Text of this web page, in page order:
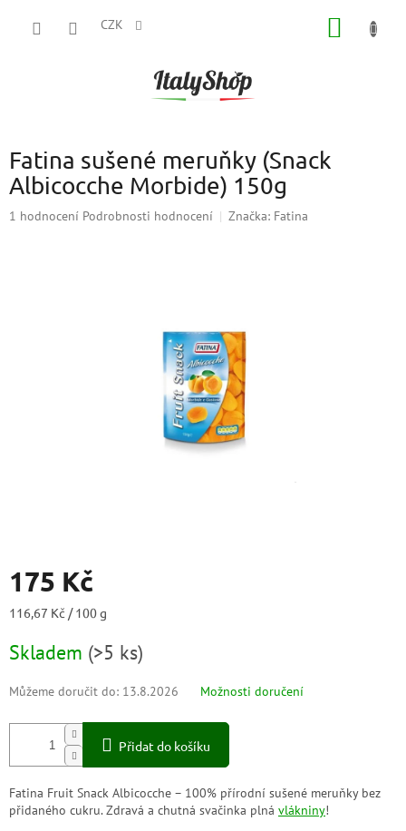
CZK
Fatina sušené meruňky (Snack
Albicocche Morbide) 150g
Průměrné
1 hodnocení Podrobnosti hodnocení Značka: Fatina
175 Kč
Měrná
116,67 Kč / 100 g
Skladem (>5 ks)
Můžeme doručit do: 13.8.2026 Možnosti doručení
Přidat do košíku
Fatina Fruit Snack Albicocche – 100% přírodní sušené meruňky bez
přidaného cukru. Zdravá a chutná svačinka plná vlákniny!